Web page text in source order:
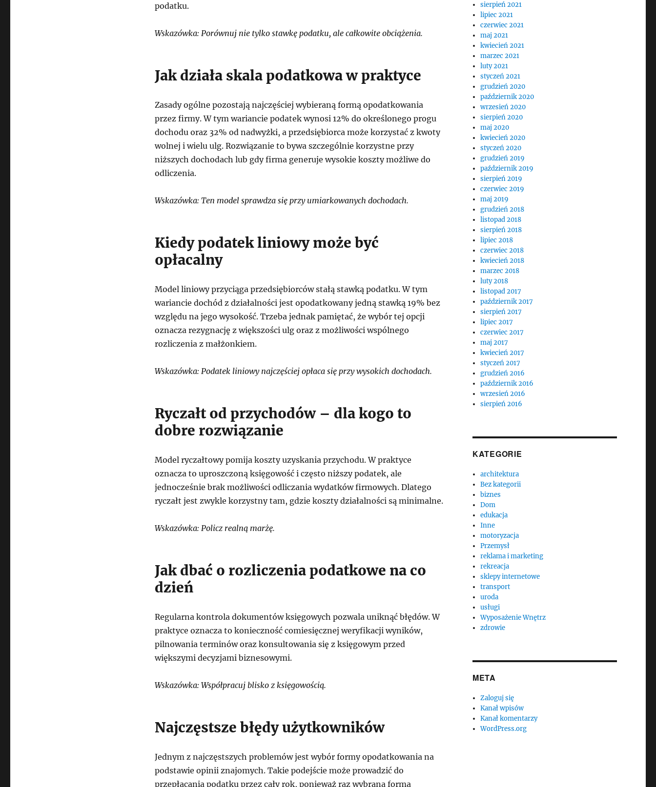
podatku.
Wskazówka: Porównuj nie tylko stawkę podatku, ale całkowite obciążenia.
Jak działa skala podatkowa w praktyce
Zasady ogólne pozostają najczęściej wybieraną formą opodatkowania
przez firmy. W tym wariancie podatek wynosi 12% do określonego progu
dochodu oraz 32% od nadwyżki, a przedsiębiorca może korzystać z kwoty
wolnej i wielu ulg. Rozwiązanie to bywa szczególnie korzystne przy
niższych dochodach lub gdy firma generuje wysokie koszty możliwe do
odliczenia.
Wskazówka: Ten model sprawdza się przy umiarkowanych dochodach.
Kiedy podatek liniowy może być
opłacalny
Model liniowy przyciąga przedsiębiorców stałą stawką podatku. W tym
wariancie dochód z działalności jest opodatkowany jedną stawką 19% bez
względu na jego wysokość. Trzeba jednak pamiętać, że wybór tej opcji
oznacza rezygnację z większości ulg oraz z możliwości wspólnego
rozliczenia z małżonkiem.
Wskazówka: Podatek liniowy najczęściej opłaca się przy wysokich dochodach.
Ryczałt od przychodów – dla kogo to
dobre rozwiązanie
Model ryczałtowy pomija koszty uzyskania przychodu. W praktyce
oznacza to uproszczoną księgowość i często niższy podatek, ale
jednocześnie brak możliwości odliczania wydatków firmowych. Dlatego
ryczałt jest zwykle korzystny tam, gdzie koszty działalności są minimalne.
Wskazówka: Policz realną marżę.
Jak dbać o rozliczenia podatkowe na co
dzień
Regularna kontrola dokumentów księgowych pozwala uniknąć błędów. W
praktyce oznacza to konieczność comiesięcznej weryfikacji wyników,
pilnowania terminów oraz konsultowania się z księgowym przed
większymi decyzjami biznesowymi.
Wskazówka: Współpracuj blisko z księgowością.
Najczęstsze błędy użytkowników
Jednym z najczęstszych problemów jest wybór formy opodatkowania na
podstawie opinii znajomych. Takie podejście może prowadzić do
przepłacania podatku przez cały rok, ponieważ raz wybrana forma
sierpień 2021
lipiec 2021
czerwiec 2021
maj 2021
kwiecień 2021
marzec 2021
luty 2021
styczeń 2021
grudzień 2020
październik 2020
wrzesień 2020
sierpień 2020
maj 2020
kwiecień 2020
styczeń 2020
grudzień 2019
październik 2019
sierpień 2019
czerwiec 2019
maj 2019
grudzień 2018
listopad 2018
sierpień 2018
lipiec 2018
czerwiec 2018
kwiecień 2018
marzec 2018
luty 2018
listopad 2017
październik 2017
sierpień 2017
lipiec 2017
czerwiec 2017
maj 2017
kwiecień 2017
styczeń 2017
grudzień 2016
październik 2016
wrzesień 2016
sierpień 2016
KATEGORIE
architektura
Bez kategorii
biznes
Dom
edukacja
Inne
motoryzacja
Przemysł
reklama i marketing
rekreacja
sklepy internetowe
transport
uroda
usługi
Wyposażenie Wnętrz
zdrowie
META
Zaloguj się
Kanał wpisów
Kanał komentarzy
WordPress.org